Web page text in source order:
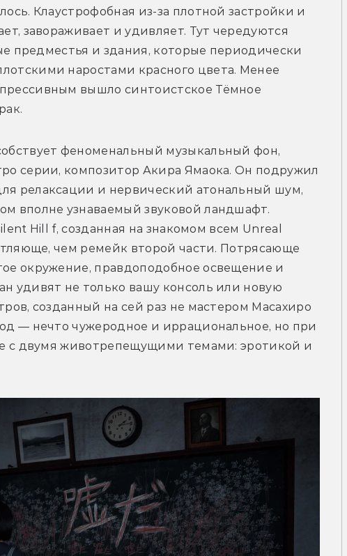
Клаустрофобная из-за плотной застройки и
завораживает и удивляет. Тут чередуются
предместья и здания, которые периодически
наростами красного цвета. Менее
вышло синтоистское Тёмное
феноменальный музыкальный фон,
серии, композитор Акира Ямаока. Он подружил
релаксации и нервический атональный шум,
вполне узнаваемый звуковой ландшафт.
Hill f, созданная на знакомом всем Unreal
чем ремейк второй части. Потрясающе
окружение, правдоподобное освещение и
удивят не только вашу консоль или новую
созданный на сей раз не мастером Масахиро
— нечто чужеродное и иррациональное, но при
с двумя животрепещущими темами: эротикой и